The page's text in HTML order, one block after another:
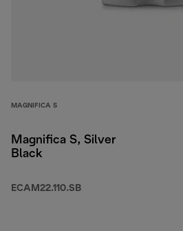
MAGNIFICA S
Magnifica S, Silver
Black
ECAM22.110.SB